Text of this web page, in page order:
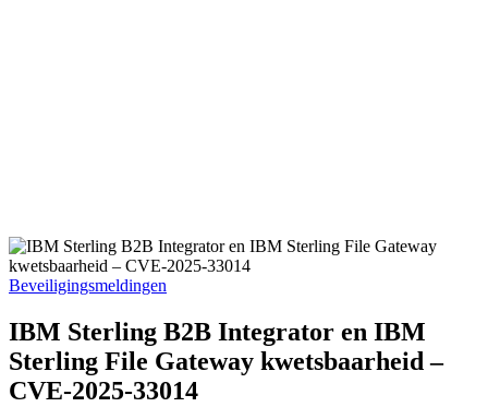
Geplaatst
Beveiligingsmeldingen
IBM Sterling B2B Integrator en IBM
Sterling File Gateway kwetsbaarheid –
CVE-2025-33014